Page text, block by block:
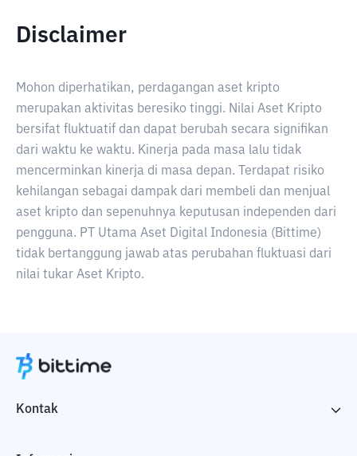
Disclaimer
Mohon diperhatikan, perdagangan aset kripto
merupakan aktivitas beresiko tinggi. Nilai Aset Kripto
bersifat fluktuatif dan dapat berubah secara signifikan
dari waktu ke waktu. Kinerja pada masa lalu tidak
mencerminkan kinerja di masa depan. Terdapat risiko
kehilangan sebagai dampak dari membeli dan menjual
aset kripto dan sepenuhnya keputusan independen dari
pengguna. PT Utama Aset Digital Indonesia (Bittime)
tidak bertanggung jawab atas perubahan fluktuasi dari
nilai tukar Aset Kripto.
Kontak